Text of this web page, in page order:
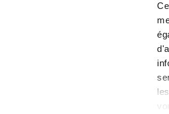
Viale Monte Santo, 40 - 41049 Sassuolo
Capitale Sociale: 2.500.000 euro - Codice